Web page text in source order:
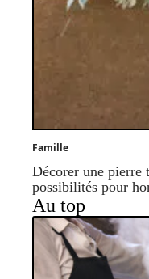
Famille
Décorer une pierre
possibilités pour
Au top